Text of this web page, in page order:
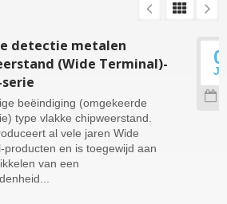
detectie metalen
(Wide Terminal)-
serie
beëindiging (omgekeerde
type vlakke chipweerstand.
al vele jaren Wide
producten en is toegewijd aan
van een